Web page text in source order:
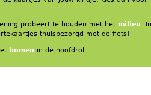
probeert te houden met het milieu. In
thuisbezorgd met de fiets!
bomen in de hoofdrol.